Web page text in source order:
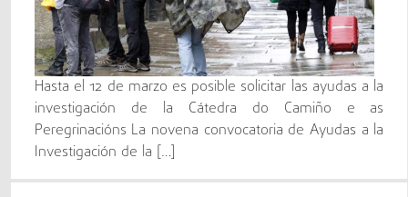
Hasta el 12 de marzo es posible solicitar las ayudas a la
investigación de la Cátedra do Camiño e as
Peregrinacións La novena convocatoria de Ayudas a la
Investigación de la […]